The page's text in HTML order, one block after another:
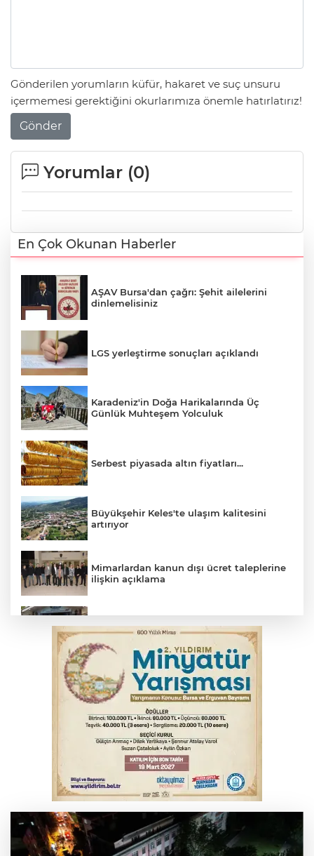
Gönderilen yorumların küfür, hakaret ve suç unsuru
içermemesi gerektiğini okurlarımıza önemle hatırlatırız!
Gönder
Yorumlar (0)
En Çok Okunan Haberler
AŞAV Bursa'dan çağrı: Şehit ailelerini
dinlemelisiniz
LGS yerleştirme sonuçları açıklandı
Karadeniz'in Doğa Harikalarında Üç
Günlük Muhteşem Yolculuk
Serbest piyasada altın fiyatları...
Büyükşehir Keles'te ulaşım kalitesini
artırıyor
Mimarlardan kanun dışı ücret taleplerine
ilişkin açıklama
Başkan Aydın: Tüm imkanları sunuyoruz
Başkan Dalgıç: Denizler halkındır
Bursa’da bugün hava nasıl olacak?
Bursa'da kontrolden çıkan araç orta
refüje çıktı